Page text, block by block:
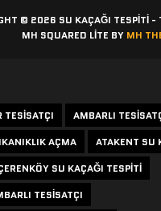
© 2026 SU KAÇAĞI TESPITI -
MH SQUARED LITE BY MH
TESISATÇI
AMBARLI
AÇMA
ATAKENT SU
SU KAÇAĞI TESPITI
TESISATÇI